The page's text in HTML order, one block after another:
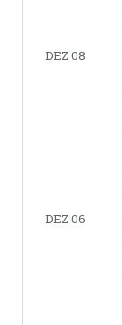
DEZ 08
DEZ 06